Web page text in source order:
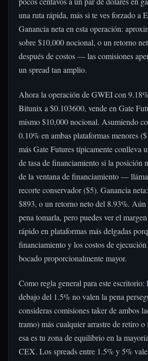
una ruta rápida, más si te ves forzado a
Ganancia neta en esta operación:
sobre $10,000 nocional, o un retorno
después de costos — las comisiones
un spread tan amplio.
Ahora la operación de GWEI con
Bitunix a $0.103600, vende en Gate
mismo $10,000 nocional. Asumiendo
0.10% en ambas plataformas menores
más Gate Futures típicamente conlleva
de tasa de financiamiento si la posición
de la ventana de financiamiento —
recorte conservador ($5). Ganancia
$893, o un retorno neto del 8.93%.
pena tomarla, pero puedes ver el
rápido en plataformas más delgadas
financiamiento y los costos de ejecución
bocado proporcionalmente mayor.
Como regla general para este escritorio:
debajo del 1.5% no valen la pena
consideras comisiones taker de ambos
tramo) más cualquier arrastre de retiro
esa es tu zona de equilibrio en la
CEX. Los spreads entre 1.5% y 5%